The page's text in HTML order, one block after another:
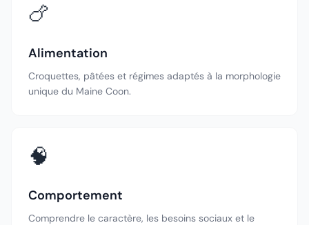
🍗
Alimentation
Croquettes, pâtées et régimes adaptés à la morphologie
unique du Maine Coon.
🧠
Comportement
Comprendre le caractère, les besoins sociaux et le